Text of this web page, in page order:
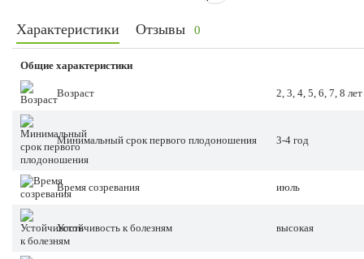
Характеристики Отзывы 0
Общие характеристики
Возраст 2, 3, 4, 5, 6, 7, 8 лет
Минимальный срок первого плодоношения 3-4 год
Время созревания июль
Устойчивость к болезням высокая